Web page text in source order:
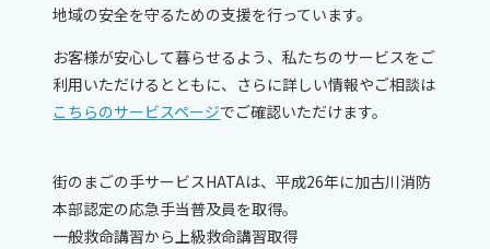
地域の安全を守るための支援を行っています。
お客様が安心して暮らせるよう、私たちのサービスをご
利用いただけるとともに、さらに詳しい情報やご相談は
こちらのサービスページでご確認いただけます。
街のまごの手サービスHATAは、平成26年に加古川消防
本部認定の応急手当普及員を取得。
一般救命講習から上級救命講習取得